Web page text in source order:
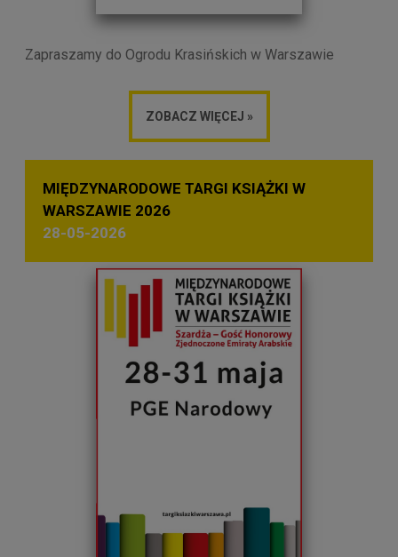
Zapraszamy do Ogrodu Krasińskich w Warszawie
ZOBACZ WIĘCEJ »
MIĘDZYNARODOWE TARGI KSIĄŻKI W
WARSZAWIE 2026
28-05-2026